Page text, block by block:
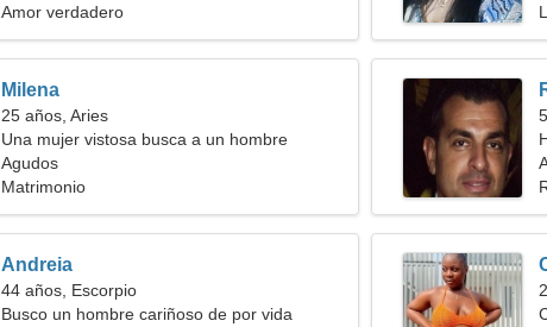
Amor verdadero
Milena
25 años, Aries
Una mujer vistosa busca a un hombre
Agudos
Matrimonio
Andreia
44 años, Escorpio
Busco un hombre cariñoso de por vida